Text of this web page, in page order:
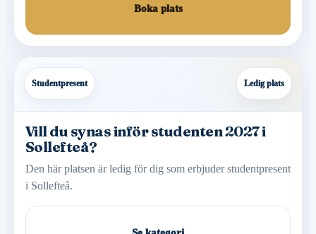
Boka plats
Studentpresent Ledig plats
Vill du synas inför studenten 2027 i
Sollefteå?
Den här platsen är ledig för dig som erbjuder studentpresent
i Sollefteå.